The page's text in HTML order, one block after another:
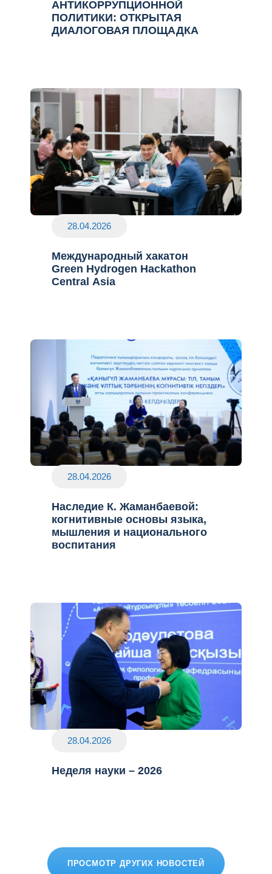
АНТИКОРРУПЦИОННОЙ
ПОЛИТИКИ: ОТКРЫТАЯ
ДИАЛОГОВАЯ ПЛОЩАДКА
28.04.2026
Международный хакатон
Green Hydrogen Hackathon
Central Asia
28.04.2026
Наследие К. Жаманбаевой:
когнитивные основы языка,
мышления и национального
воспитания
28.04.2026
Неделя науки – 2026
ПРОСМОТР ДРУГИХ НОВОСТЕЙ